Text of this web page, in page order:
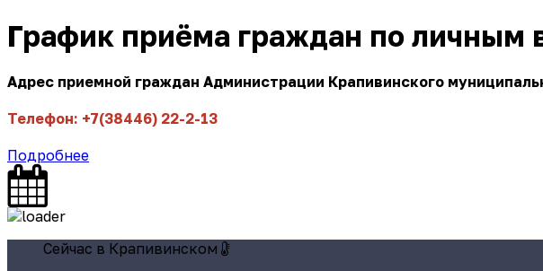
График приёма граждан по личным
Адрес приемной граждан Администрации Крапивинского
Телефон: +7(38446) 22-2-13
Подробнее
Сейчас в Крапивинском